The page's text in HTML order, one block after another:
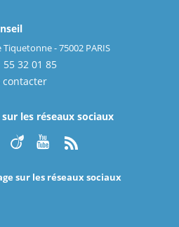
Tiquetonne - 75002 PARIS
55 32 01 85
contacter
les réseaux sociaux
sur les réseaux sociaux